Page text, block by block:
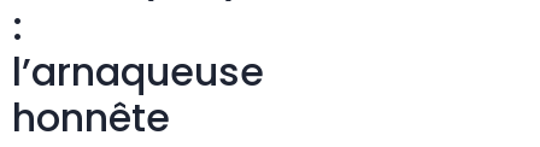
:
l’arnaqueuse
honnête